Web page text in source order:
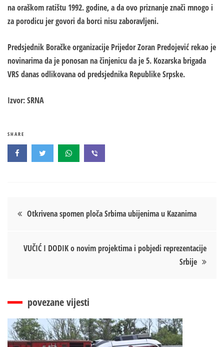
na oraškom ratištu 1992. godine, a da ovo priznanje znači mnogo i
za porodicu jer govori da borci nisu zaboravljeni.
Predsjednik Boračke organizacije Prijedor Zoran Predojević rekao je
novinarima da je ponosan na činjenicu da je 5. Kozarska brigada
VRS danas odlikovana od predsjednika Republike Srpske.
Izvor: SRNA
SHARE
Кретање
Otkrivena spomen ploča Srbima ubijenima u Kazanima
VUČIĆ I DODIK o novim projektima i pobjedi reprezentacije
Srbije
povezane vijesti